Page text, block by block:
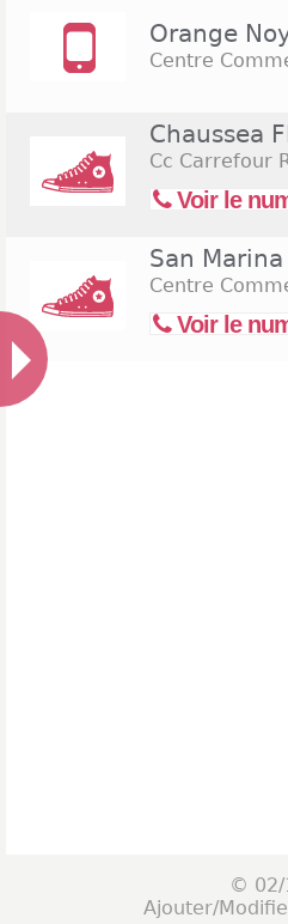
Orange
Centre
Chaussea
Cc Carrefour
Voir le
San
Centre
Voir le
© 02/
Ajouter/